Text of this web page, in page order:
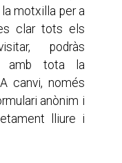
motxilla per a
clar tots els
podràs
amb tota la
canvi, només
anònim i
lliure i